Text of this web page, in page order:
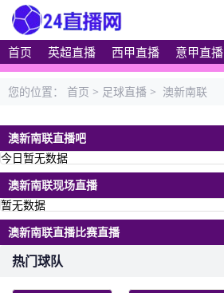
首页 英超直播 西甲直播 意甲直播
您的位置： 首页 > 足球直播 > 澳新南联
澳新南联直播吧
今日暂无数据
澳新南联现场直播
暂无数据
澳新南联直播比赛直播
热门球队